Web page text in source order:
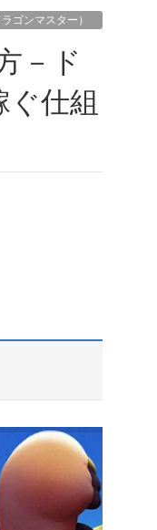
ゴンマスター）
仕組